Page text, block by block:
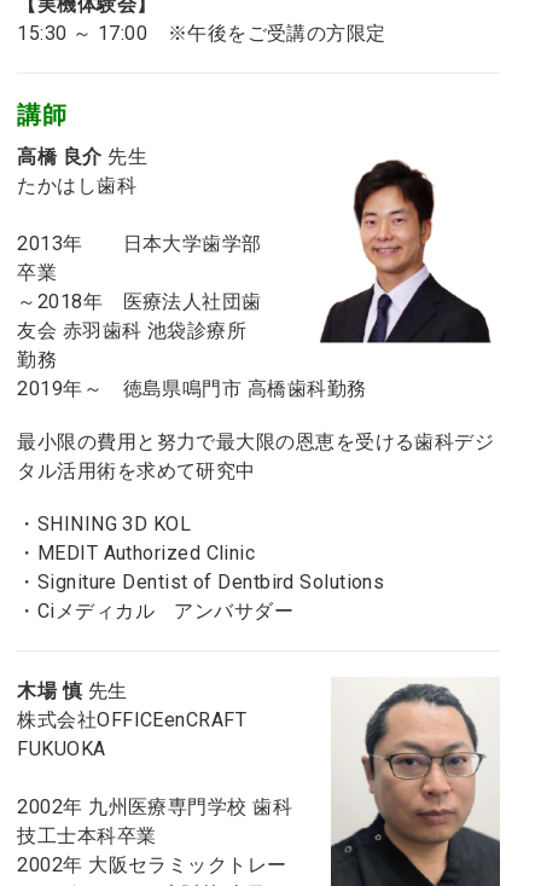
【実機体験会】
15:30 ～ 17:00 ※午後をご受講の方限定
講師
高橋 良介 先生
たかはし歯科
2013年 日本大学歯学部
卒業
～2018年 医療法人社団歯
友会 赤羽歯科 池袋診療所
勤務
2019年～ 徳島県鳴門市 高橋歯科勤務
最小限の費用と努力で最大限の恩恵を受ける歯科デジ
タル活用術を求めて研究中
・SHINING 3D KOL
・MEDIT Authorized Clinic
・Signiture Dentist of Dentbird Solutions
・Ciメディカル アンバサダー
木場 慎 先生
株式会社OFFICEenCRAFT
FUKUOKA
2002年 九州医療専門学校 歯科
技工士本科卒業
2002年 大阪セラミックトレー